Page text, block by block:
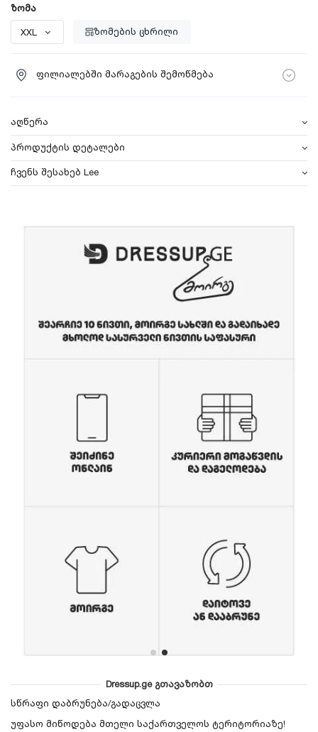
ზომა
ზომების ცხრილი
ფილიალებში მარაგების შემოწმება
აღწერა
პროდუქტის დეტალები
ჩვენს შესახებ Lee
Dressup.ge გთავაზობთ
სწრაფი დაბრუნება/გადაცვლა
უფასო მიწოდება მთელი საქართველოს ტერიტორიაზე!